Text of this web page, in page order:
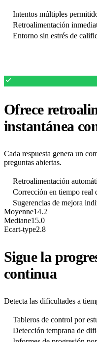
Intentos múltiples
Retroalimentación
Entorno sin estrés de
Ofrece
instantánea
Cada respuesta genera un
preguntas abiertas.
Retroalimentación
Corrección en tiempo real
Sugerencias de mejora
Moyenne14.2
Mediane15.0
Ecart-type2.8
Sigue la
continua
Detecta las dificultades a
Tableros de control por
Detección temprana de